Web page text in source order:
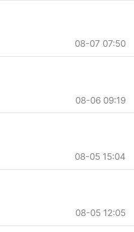
08-07 07:50
08-06 09:19
08-05 15:04
08-05 12:05